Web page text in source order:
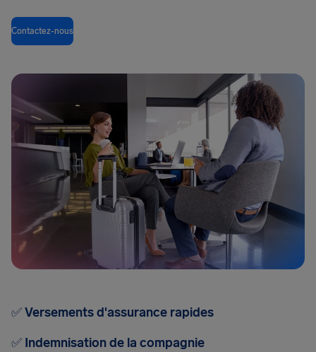
Contactez-nous
✅Versements d'assurance rapides
✅ Indemnisation de la compagnie